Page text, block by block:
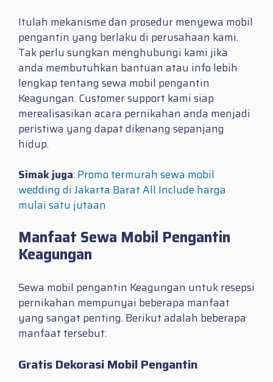
Itulah mekanisme dan prosedur menyewa mobil
pengantin yang berlaku di perusahaan kami.
Tak perlu sungkan menghubungi kami jika
anda membutuhkan bantuan atau info lebih
lengkap tentang sewa mobil pengantin
Keagungan. Customer support kami siap
merealisasikan acara pernikahan anda menjadi
peristiwa yang dapat dikenang sepanjang
hidup.
Simak juga: Promo termurah sewa mobil
wedding di Jakarta Barat All Include harga
mulai satu jutaan
Manfaat Sewa Mobil Pengantin
Keagungan
Sewa mobil pengantin Keagungan untuk resepsi
pernikahan mempunyai beberapa manfaat
yang sangat penting. Berikut adalah beberapa
manfaat tersebut:
Gratis Dekorasi Mobil Pengantin